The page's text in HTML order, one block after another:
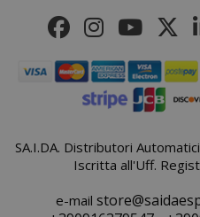
SA.I.DA. Distributori
Iscritta all'Uff.
e-mail
section_data_ids